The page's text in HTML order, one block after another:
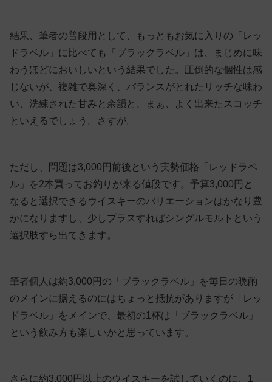
結果、筆者の普段用として、もっともお気に入りの「レッ
ドラベル」に比べても「ブラックラベル」は、まじめに味
わうほどにおいしいという結果でした。圧倒的な個性は感
じないが、複雑で奥深く、バランスがとれたリッチな味わ
い、洗練された甘みと余韻と、まぁ、よく出来たスコッチ
といえるでしょう。さすが。
ただし、問題は3,000円前後という実勢価格「レッドラベ
ル」を2本買ってお釣りが来る値段です。予算3,000円と
なると選択できるウイスキーのバリエーションはかなり豊
かになりますし、少しプラスすればシングルモルトという
選択肢すら出てきます。
筆者個人は約3,000円の「ブラックラベル」を毎日の晩酌
のメインに据えるのにはちょっと抵抗がありますが「レッ
ドラベル」をメインで、最初の1杯は「ブラックラベル」
という飲み方も楽しいかと思っています。
さらに約3,000円以上のウイスキーを試していくのに、1